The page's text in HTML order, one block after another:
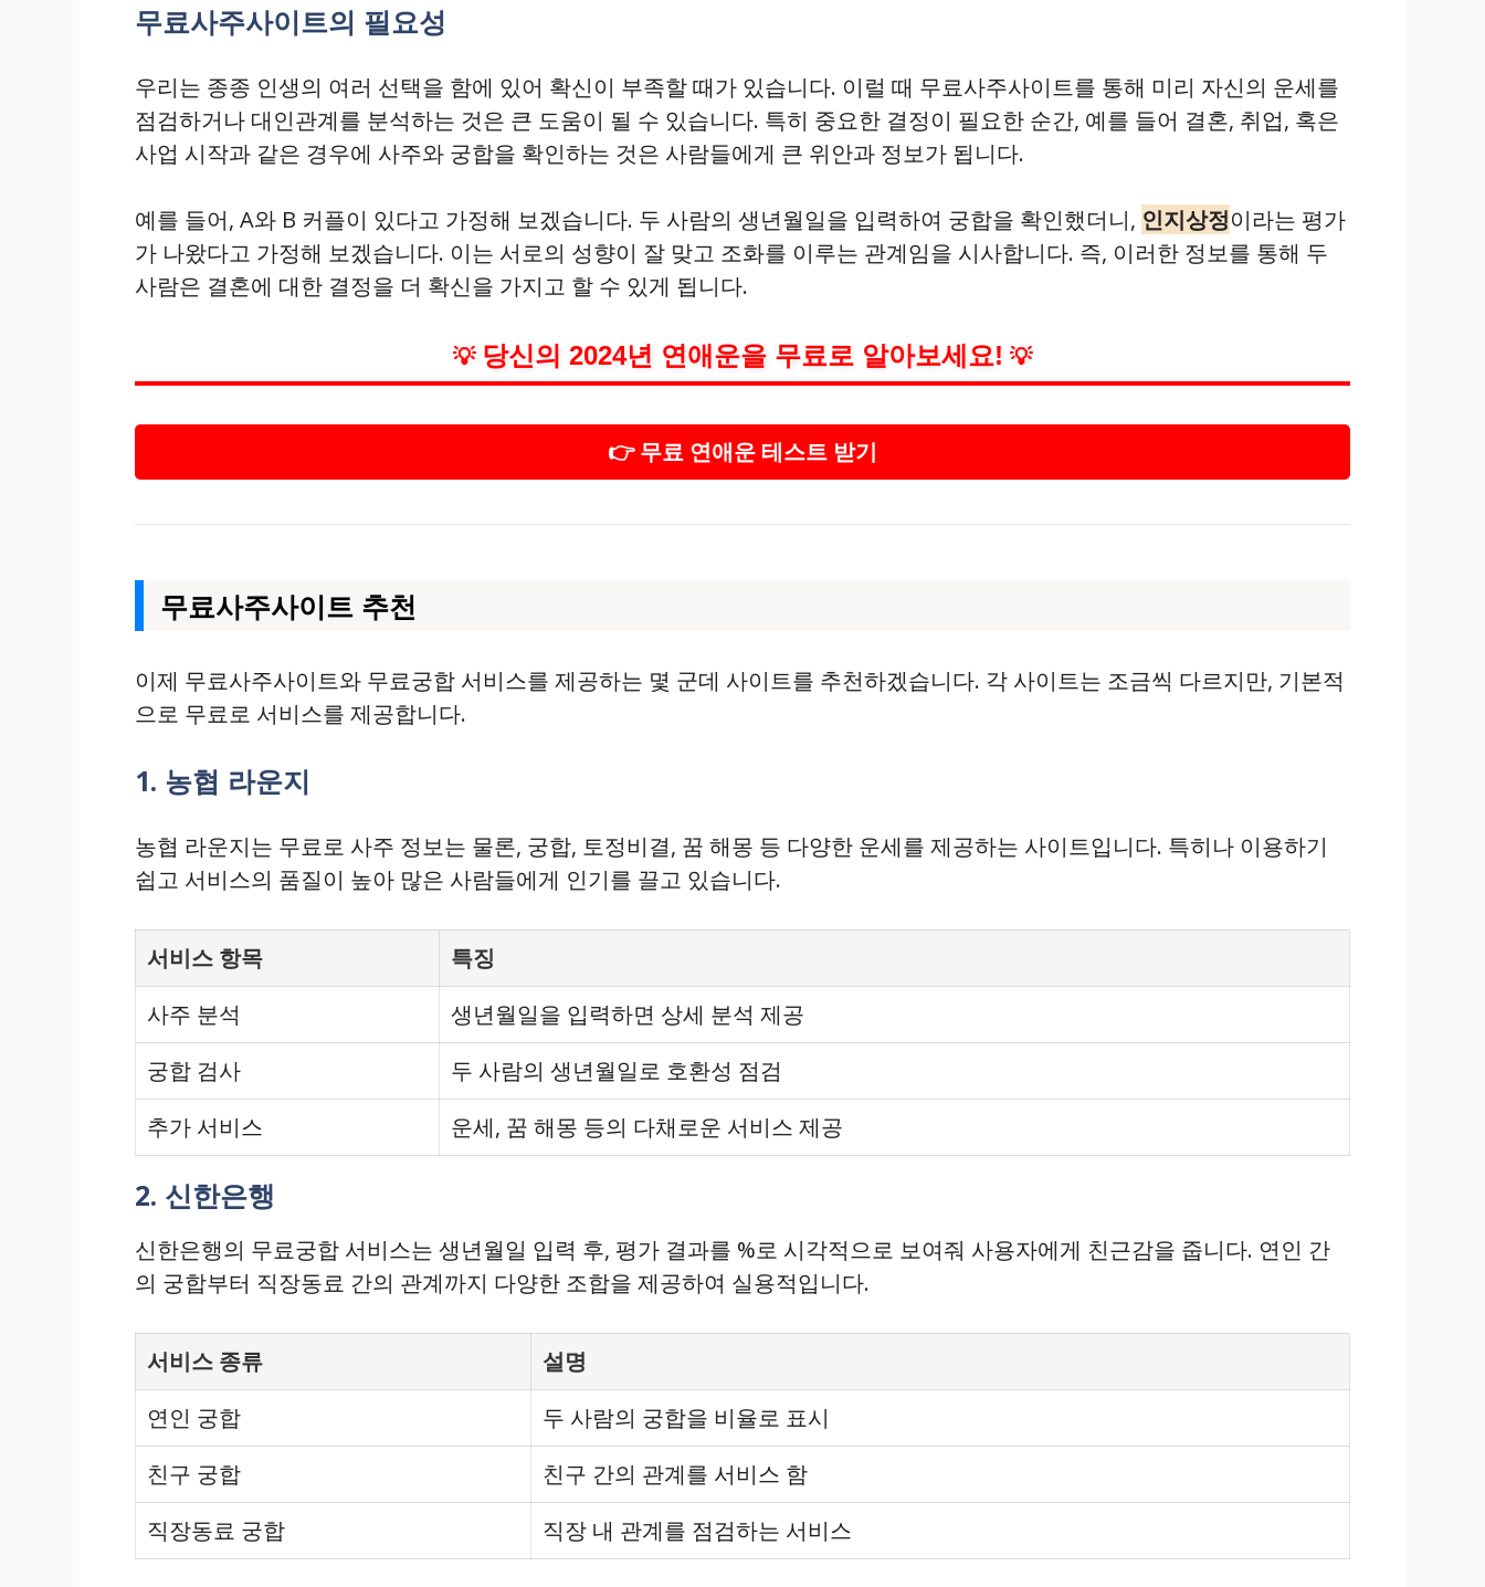
무료사주사이트의 필요성
우리는 종종 인생의 여러 선택을 함에 있어 확신이 부족할 때가 있습니다. 이럴 때 무료사주사이트를 통해 미리 자신의 운세를
점검하거나 대인관계를 분석하는 것은 큰 도움이 될 수 있습니다. 특히 중요한 결정이 필요한 순간, 예를 들어 결혼, 취업, 혹은
사업 시작과 같은 경우에 사주와 궁합을 확인하는 것은 사람들에게 큰 위안과 정보가 됩니다.
예를 들어, A와 B 커플이 있다고 가정해 보겠습니다. 두 사람의 생년월일을 입력하여 궁합을 확인했더니, 인지상정이라는 평가
가 나왔다고 가정해 보겠습니다. 이는 서로의 성향이 잘 맞고 조화를 이루는 관계임을 시사합니다. 즉, 이러한 정보를 통해 두
사람은 결혼에 대한 결정을 더 확신을 가지고 할 수 있게 됩니다.
💡 당신의 2024년 연애운을 무료로 알아보세요! 💡
👉 무료 연애운 테스트 받기
무료사주사이트 추천
이제 무료사주사이트와 무료궁합 서비스를 제공하는 몇 군데 사이트를 추천하겠습니다. 각 사이트는 조금씩 다르지만, 기본적
으로 무료로 서비스를 제공합니다.
1. 농협 라운지
농협 라운지는 무료로 사주 정보는 물론, 궁합, 토정비결, 꿈 해몽 등 다양한 운세를 제공하는 사이트입니다. 특히나 이용하기
쉽고 서비스의 품질이 높아 많은 사람들에게 인기를 끌고 있습니다.
서비스 항목
특징
사주 분석
생년월일을 입력하면 상세 분석 제공
궁합 검사
두 사람의 생년월일로 호환성 점검
추가 서비스
운세, 꿈 해몽 등의 다채로운 서비스 제공
2. 신한은행
신한은행의 무료궁합 서비스는 생년월일 입력 후, 평가 결과를 %로 시각적으로 보여줘 사용자에게 친근감을 줍니다. 연인 간
의 궁합부터 직장동료 간의 관계까지 다양한 조합을 제공하여 실용적입니다.
서비스 종류
설명
연인 궁합
두 사람의 궁합을 비율로 표시
친구 궁합
친구 간의 관계를 서비스 함
직장동료 궁합
직장 내 관계를 점검하는 서비스